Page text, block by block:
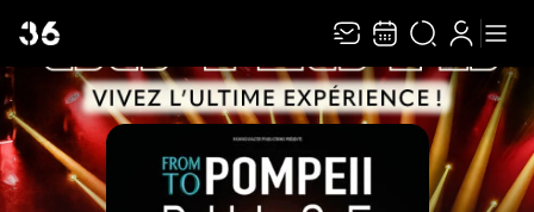
Recevez toute l’actualité en vous abonnant à
notre newsletter :